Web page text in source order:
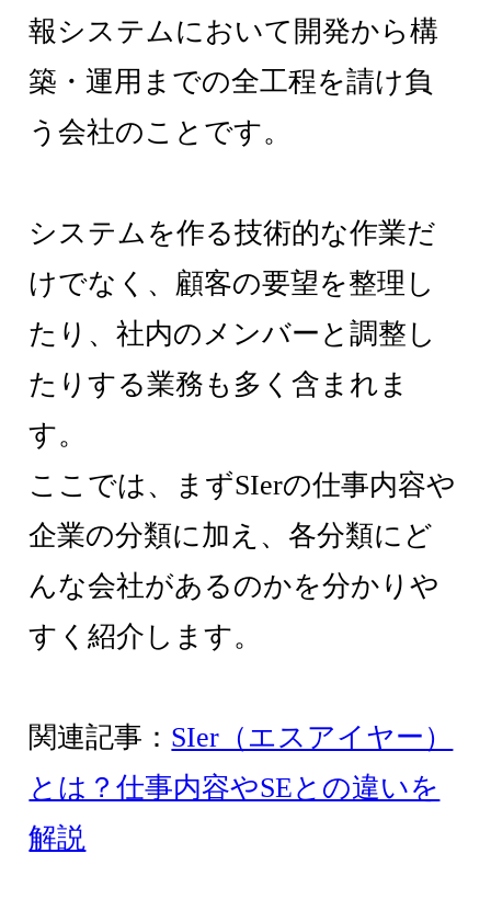
報システムにおいて開発から構
築・運用までの全工程を請け負
う会社のことです。
システムを作る技術的な作業だ
けでなく、顧客の要望を整理し
たり、社内のメンバーと調整し
たりする業務も多く含まれま
す。
ここでは、まずSIerの仕事内容や
企業の分類に加え、各分類にど
んな会社があるのかを分かりや
すく紹介します。
関連記事： SIer（エスアイヤー）
とは？仕事内容やSEとの違いを
解説